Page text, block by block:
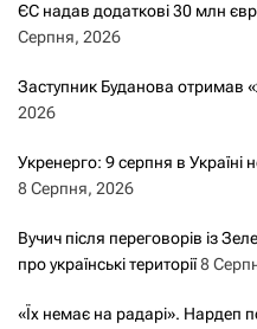
ЄС надав додаткові 30 млн
Серпня, 2026
Заступник Буданова отримав
2026
Укренерго: 9 серпня в Україні
8 Серпня, 2026
Вучич після переговорів із
про українські території8
«Їх немає на радарі». Нардеп